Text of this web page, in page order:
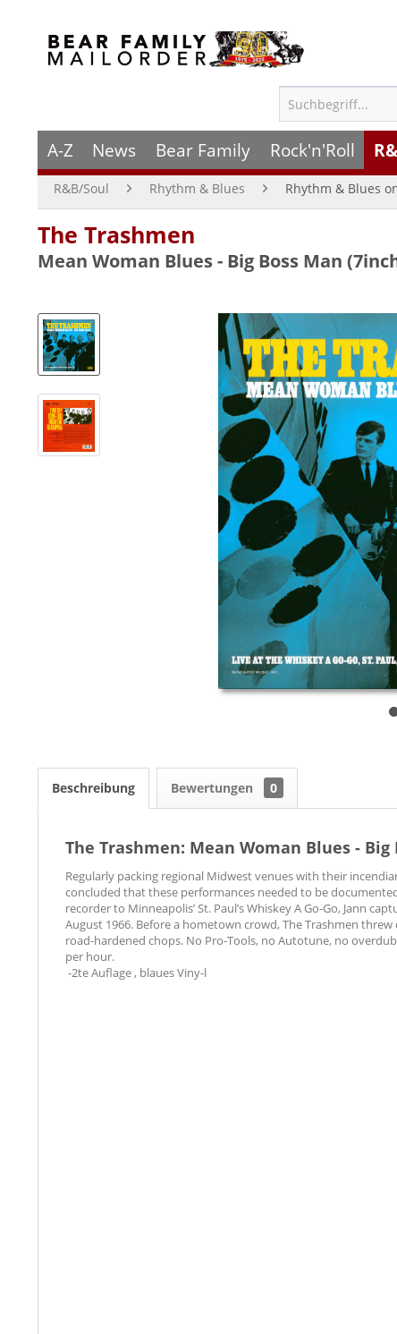
A-Z News Bear Family Rock'n'Roll
R&B/Soul Rhythm & Blues Rhythm & Blues
The Trashmen
Mean Woman Blues - Big Boss Man
Beschreibung Bewertungen 0
The Trashmen: Mean Woman Blues - Big
Regularly packing regional Midwest venues with their
concluded that these performances needed to be
recorder to Minneapolis’ St. Paul’s Whiskey A Go-Go, Jann
August 1966. Before a hometown crowd, The Trashmen
road-hardened chops. No Pro-Tools, no Autotune, no
per hour.
-2te Auflage , blaues Viny-l